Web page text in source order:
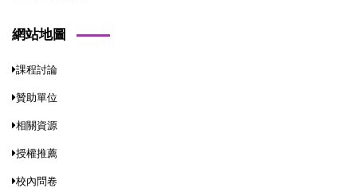
網站地圖
課程討論
贊助單位
相關資源
授權推薦
校內問卷